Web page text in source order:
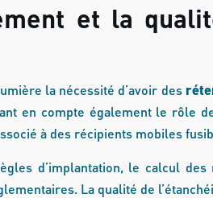
et la
la nécessité d’avoir des
en compte également le rôle
à des récipients mobiles
d’implantation, le calcul
La qualité de